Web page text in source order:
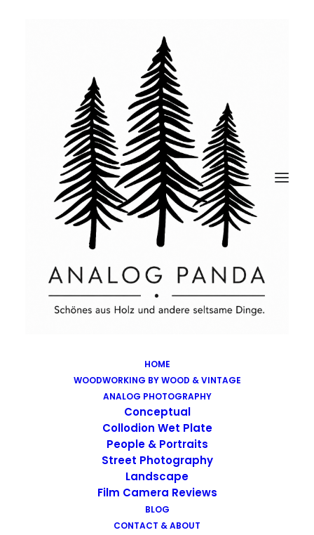
HOME
WOODWORKING BY WOOD & VINTAGE
ANALOG PHOTOGRAPHY
Conceptual
Collodion Wet Plate
People & Portraits
Street Photography
Landscape
Film Camera Reviews
BLOG
CONTACT & ABOUT
Images tagged "industrial"